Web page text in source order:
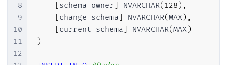
8
9
10
11
12
schema_owner NVARCHAR( 128 ) ,
change_schema NVARCHAR(MAX) ,
current_schema NVARCHAR(MAX)
)